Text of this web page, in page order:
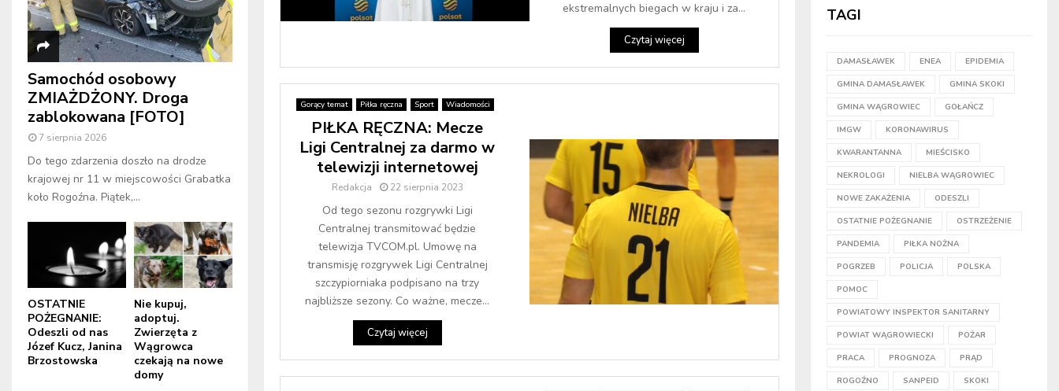
ekstremalnych biegach w kraju i za...
Czytaj więcej
Gorący temat Piłka ręczna Sport Wiadomości
PIŁKA RĘCZNA: Mecze
Ligi Centralnej za darmo w
telewizji internetowej
Redakcja 22 sierpnia 2023
Od tego sezonu rozgrywki Ligi
Centralnej transmitować będzie
telewizja TVCOM.pl. Umowę na
transmisję rozgrywek Ligi Centralnej
szczypiorniaka podpisano na trzy
najbliższe sezony. Co ważne, mecze...
Czytaj więcej
Samochód osobowy
ZMIAŻDŻONY. Droga
zablokowana [FOTO]
7 sierpnia 2026
Do tego zdarzenia doszło na drodze
krajowej nr 11 w miejscowości Grabatka
koło Rogoźna. Piątek,...
OSTATNIE
POŻEGNANIE:
Odeszli od nas
Józef Kucz, Janina
Brzostowska
Nie kupuj,
adoptuj.
Zwierzęta z
Wągrowca
czekają na nowe
domy
TAGI
DAMASŁAWEK ENEA EPIDEMIA
GMINA DAMASŁAWEK GMINA SKOKI
GMINA WĄGROWIEC GOŁAŃCZ
IMGW KORONAWIRUS
KWARANTANNA MIEŚCISKO
NEKROLOGI NIELBA WĄGROWIEC
NOWE ZAKAŻENIA ODESZLI
OSTATNIE POŻEGNANIE OSTRZEŻENIE
PANDEMIA PIŁKA NOŻNA
POGRZEB POLICJA POLSKA
POMOC
POWIATOWY INSPEKTOR SANITARNY
POWIAT WĄGROWIECKI POŻAR
PRACA PROGNOZA PRĄD
ROGOŹNO SANPEID SKOKI